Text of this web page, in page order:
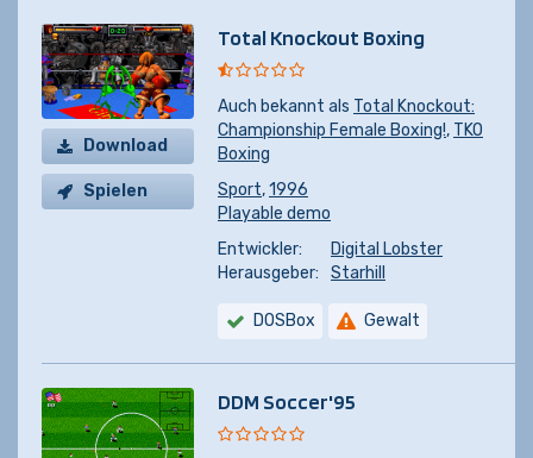
Download
Spielen
Total Knockout Boxing
Auch bekannt als Total Knockout:
Championship Female Boxing!, TKO
Boxing
Sport,1996
Playable demo
Entwickler:
Digital Lobster
Herausgeber:
Starhill
DOSBox Gewalt
DDM Soccer'95